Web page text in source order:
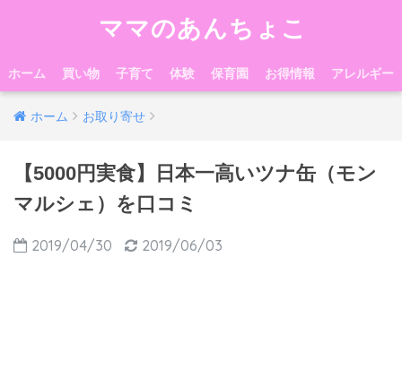
ママのあんちょこ
ホーム 買い物 子育て 体験 保育園 お得情報 アレルギー
ホーム お取り寄せ
【5000円実食】日本一高いツナ缶（モン
マルシェ）を口コミ
2019/04/30 2019/06/03